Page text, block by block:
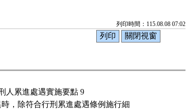
列印時間：115.08.08 07:02
人累進處遇實施要點 9
，除符合行刑累進處遇條例施行細